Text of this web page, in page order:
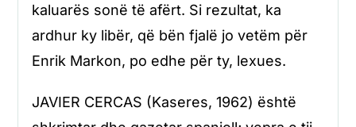
kaluarës sonë të afërt. Si rezultat, ka
ardhur ky libër, që bën fjalë jo vetëm për
Enrik Markon, po edhe për ty, lexues.
JAVIER CERCAS (Kaseres, 1962) është